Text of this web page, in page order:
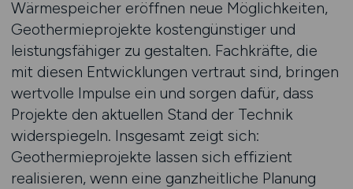
Wärmespeicher eröffnen neue Möglichkeiten,
Geothermieprojekte kostengünstiger und
leistungsfähiger zu gestalten. Fachkräfte, die
mit diesen Entwicklungen vertraut sind, bringen
wertvolle Impulse ein und sorgen dafür, dass
Projekte den aktuellen Stand der Technik
widerspiegeln. Insgesamt zeigt sich:
Geothermieprojekte lassen sich effizient
realisieren, wenn eine ganzheitliche Planung